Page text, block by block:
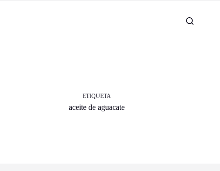
ETIQUETA
aceite de aguacate